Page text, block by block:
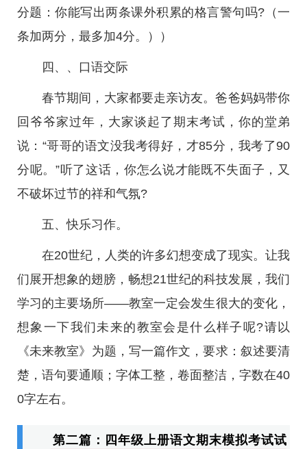
分题：你能写出两条课外积累的格言警句吗?（一
条加两分，最多加4分。））
四、、口语交际
春节期间，大家都要走亲访友。爸爸妈妈带你
回爷爷家过年，大家谈起了期末考试，你的堂弟
说：“哥哥的语文没我考得好，才85分，我考了90
分呢。”听了这话，你怎么说才能既不失面子，又
不破坏过节的祥和气氛?
五、快乐习作。
在20世纪，人类的许多幻想变成了现实。让我
们展开想象的翅膀，畅想21世纪的科技发展，我们
学习的主要场所——教室一定会发生很大的变化，
想象一下我们未来的教室会是什么样子呢?请以
《未来教室》为题，写一篇作文，要求：叙述要清
楚，语句要通顺；字体工整，卷面整洁，字数在40
0字左右。
第二篇：四年级上册语文期末模拟考试试